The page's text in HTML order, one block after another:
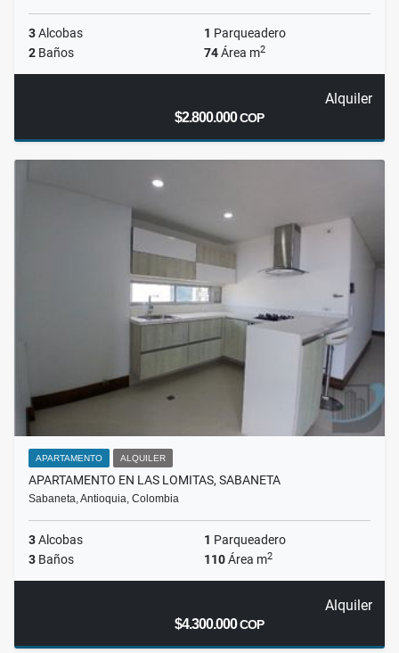
3Alcobas 1 Parqueadero
2 Baños 74Área m2
Alquiler
$2.800.000COP
APARTAMENTO ALQUILER
APARTAMENTO EN LAS LOMITAS, SABANETA
Sabaneta, Antioquia, Colombia
3Alcobas 1 Parqueadero
3 Baños 110Área m2
Alquiler
$4.300.000COP